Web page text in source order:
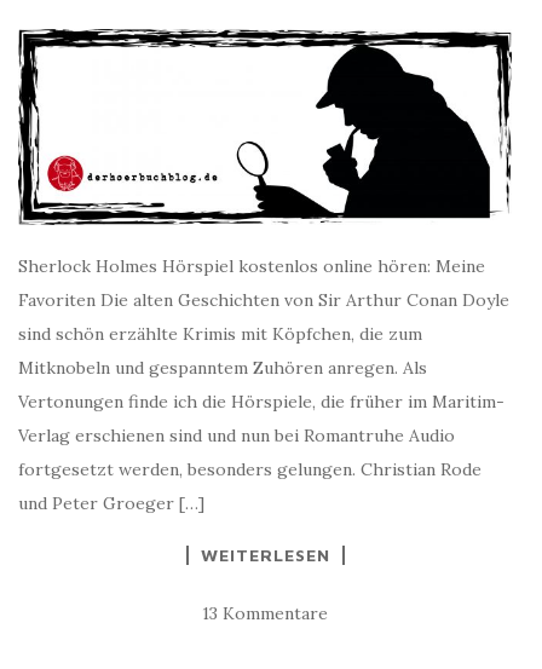
Sherlock Holmes Hörspiel kostenlos online hören: Meine
Favoriten Die alten Geschichten von Sir Arthur Conan Doyle
sind schön erzählte Krimis mit Köpfchen, die zum
Mitknobeln und gespanntem Zuhören anregen. Als
Vertonungen finde ich die Hörspiele, die früher im Maritim-
Verlag erschienen sind und nun bei Romantruhe Audio
fortgesetzt werden, besonders gelungen. Christian Rode
und Peter Groeger […]
WEITERLESEN
13 Kommentare